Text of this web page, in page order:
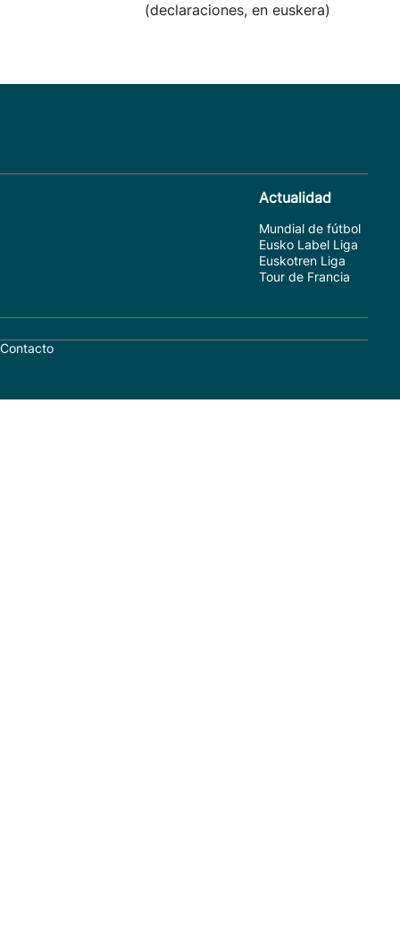
(declaraciones, en euskera).
Actualidad
Mundial de fútbol
Eusko Label Liga
Euskotren Liga
Tour de Francia
Contacto